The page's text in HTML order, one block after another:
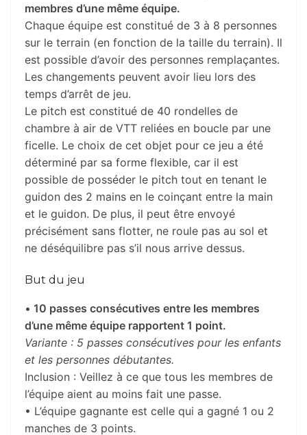
membres d’une même équipe.
Chaque équipe est constitué de 3 à 8 personnes
sur le terrain (en fonction de la taille du terrain). Il
est possible d’avoir des personnes remplaçantes.
Les changements peuvent avoir lieu lors des
temps d’arrêt de jeu.
Le pitch est constitué de 40 rondelles de
chambre à air de VTT reliées en boucle par une
ficelle. Le choix de cet objet pour ce jeu a été
déterminé par sa forme flexible, car il est
possible de posséder le pitch tout en tenant le
guidon des 2 mains en le coinçant entre la main
et le guidon. De plus, il peut être envoyé
précisément sans flotter, ne roule pas au sol et
ne déséquilibre pas s’il nous arrive dessus.
But du jeu
• 10 passes consécutives entre les membres
d’une même équipe rapportent 1 point.
Variante : 5 passes consécutives pour les enfants
et les personnes débutantes.
Inclusion : Veillez à ce que tous les membres de
l’équipe aient au moins fait une passe.
• L’équipe gagnante est celle qui a gagné 1 ou 2
manches de 3 points.